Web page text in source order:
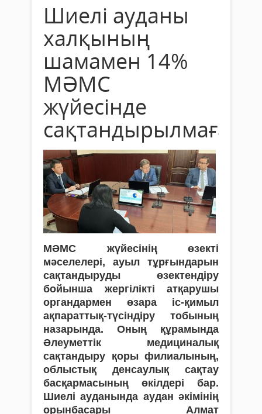
Шиелі ауданы
халқының
шамамен 14%
МӘМС
жүйесінде
сақтандырылмаған
МӘМС жүйесінің өзекті
мәселелері, ауыл тұрғындарын
сақтандыруды өзектендіру
бойынша жергілікті атқарушы
органдармен өзара іс-қимыл
ақпараттық-түсіндіру тобының
назарында. Оның құрамында
Әлеуметтік медициналық
сақтандыру қоры филиалының,
облыстық денсаулық сақтау
басқармасының өкілдері бар.
Шиелі ауданында аудан әкімінің
орынбасары Алмат